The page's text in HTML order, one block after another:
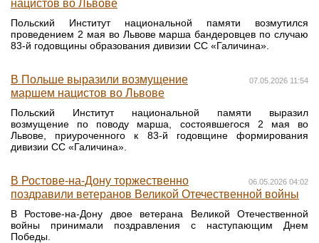
нацистов во Львове
Польский Институт национальной памяти возмутился
проведением 2 мая во Львове марша бандеровцев по случаю
83-й годовщины образования дивизии СС «Галичина».
07.05.2026 11:54
В Польше выразили возмущение
маршем нацистов во Львове
Польский Институт национальной памяти выразил
возмущение по поводу марша, состоявшегося 2 мая во
Львове, приуроченного к 83-й годовщине формирования
дивизии СС «Галичина».
06.05.2026 04:02
В Ростове-на-Дону торжественно
поздравили ветеранов Великой Отечественной войны
В Ростове-на-Дону двое ветерана Великой Отечественной
войны принимали поздравления с наступающим Днем
Победы.